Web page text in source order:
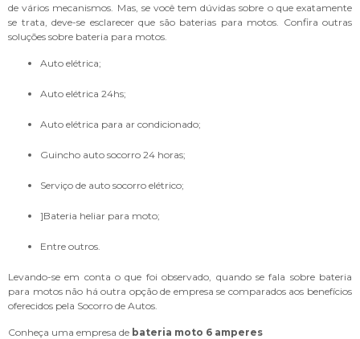
de vários mecanismos. Mas, se você tem dúvidas sobre o que exatamente
se trata, deve-se esclarecer que são baterias para motos. Confira outras
soluções sobre bateria para motos.
auto elétrica;
auto elétrica 24hs;
auto elétrica para ar condicionado;
guincho auto socorro 24 horas;
serviço de auto socorro elétrico;
]bateria heliar para moto;
entre outros.
Levando-se em conta o que foi observado, quando se fala sobre bateria
para motos não há outra opção de empresa se comparados aos benefícios
oferecidos pela Socorro de Autos.
Conheça uma empresa de bateria moto 6 amperes